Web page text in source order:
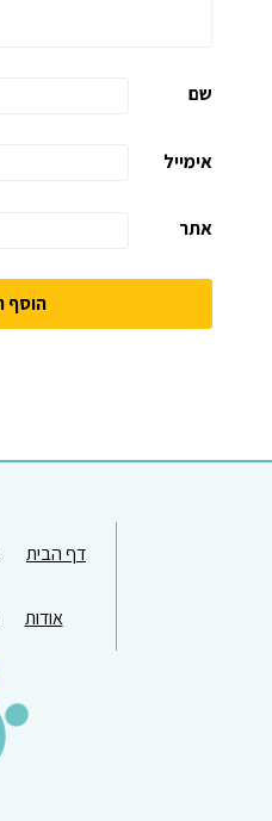
שם
אימייל
אתר
דף הבית
אודות